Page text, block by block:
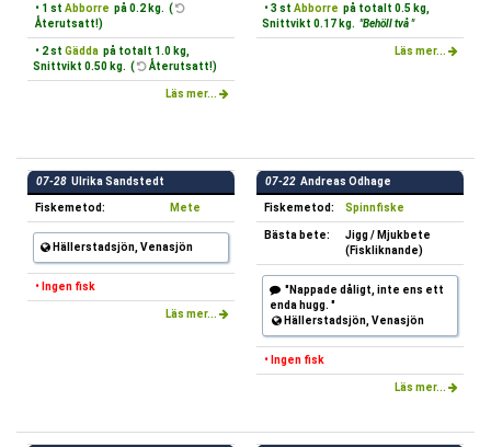
• 1 st Abborre på 0.2 kg. (
Återutsatt!)
• 2 st Gädda på totalt 1.0 kg,
Snittvikt 0.50 kg. (
Återutsatt!)
Läs mer...
• 3 st Abborre på totalt 0.5 kg,
Snittvikt 0.17 kg. "Behöll två "
Läs mer...
07-28 Ulrika Sandstedt
Fiskemetod: Mete
Hällerstadsjön, Venasjön
• Ingen fisk
Läs mer...
07-22 Andreas Odhage
Fiskemetod: Spinnfiske
Bästa bete:
Jigg / Mjukbete
(Fiskliknande)
"Nappade dåligt, inte ens ett
enda hugg. "
Hällerstadsjön, Venasjön
• Ingen fisk
Läs mer...